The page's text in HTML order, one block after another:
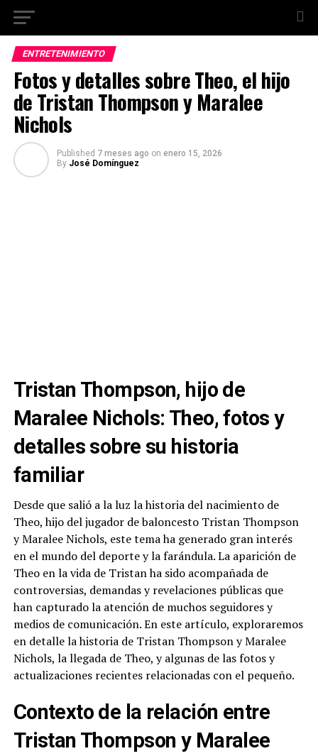
ENTRETENIMIENTO
Fotos y detalles sobre Theo, el hijo
de Tristan Thompson y Maralee
Nichols
Published 7 meses ago on enero 15, 2026
By José Domínguez
Tristan Thompson, hijo de
Maralee Nichols: Theo, fotos y
detalles sobre su historia
familiar
Desde que salió a la luz la historia del nacimiento de
Theo, hijo del jugador de baloncesto Tristan Thompson
y Maralee Nichols, este tema ha generado gran interés
en el mundo del deporte y la farándula. La aparición de
Theo en la vida de Tristan ha sido acompañada de
controversias, demandas y revelaciones públicas que
han capturado la atención de muchos seguidores y
medios de comunicación. En este artículo, exploraremos
en detalle la historia de Tristan Thompson y Maralee
Nichols, la llegada de Theo, y algunas de las fotos y
actualizaciones recientes relacionadas con el pequeño.
Contexto de la relación entre
Tristan Thompson y Maralee